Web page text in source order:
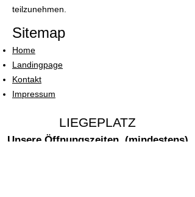
teilzunehmen.
Sitemap
Home
Landingpage
Kontakt
Impressum
LIEGEPLATZ
Unsere Öffnungszeiten (mindestens)